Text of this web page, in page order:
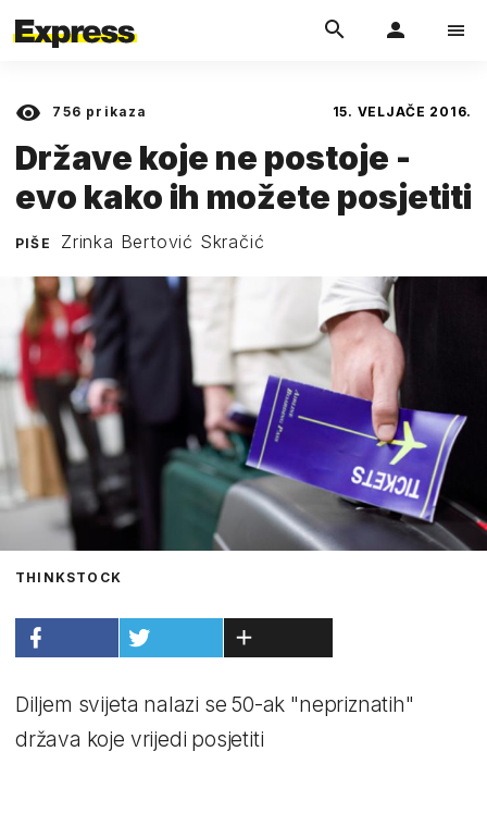
756 prikaza 15. VELJAČE 2016.
Države koje ne postoje -
evo kako ih možete posjetiti
PIŠE Zrinka Bertović Skračić
THINKSTOCK
Diljem svijeta nalazi se 50-ak "nepriznatih"
država koje vrijedi posjetiti